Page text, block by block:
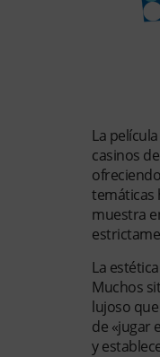
La
casinos
temáticas
muestra
La
Muchos
lujoso
de «jugar
y